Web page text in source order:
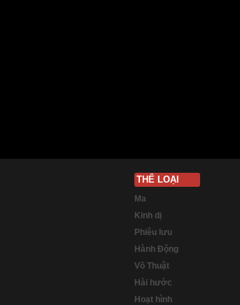
THỂ LOẠI
Ma
Kinh dị
Phiêu lưu
Hành Động
Võ Thuật
Hài hước
Hoạt hình